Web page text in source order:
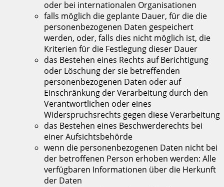
oder bei internationalen Organisationen
falls möglich die geplante Dauer, für die die
personenbezogenen Daten gespeichert
werden, oder, falls dies nicht möglich ist, die
Kriterien für die Festlegung dieser Dauer
das Bestehen eines Rechts auf Berichtigung
oder Löschung der sie betreffenden
personenbezogenen Daten oder auf
Einschränkung der Verarbeitung durch den
Verantwortlichen oder eines
Widerspruchsrechts gegen diese Verarbeitung
das Bestehen eines Beschwerderechts bei
einer Aufsichtsbehörde
wenn die personenbezogenen Daten nicht bei
der betroffenen Person erhoben werden: Alle
verfügbaren Informationen über die Herkunft
der Daten